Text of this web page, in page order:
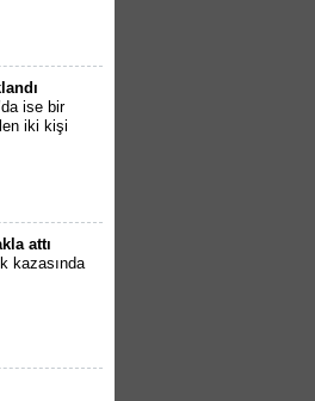
ise bir
iki kişi
attı
kazasında